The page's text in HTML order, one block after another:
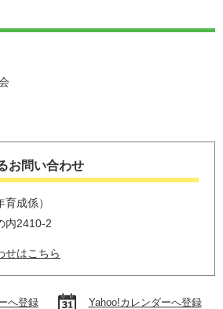
お問い合わせ
育成係
内2410-2
せはこちら
へ登録 Yahoo!カレンダーへ登録